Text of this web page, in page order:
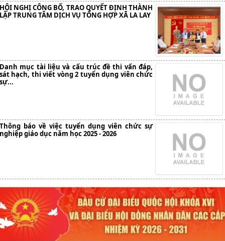
HỘI NGHỊ CÔNG BỐ, TRAO QUYẾT ĐỊNH THÀNH
LẬP TRUNG TÂM DỊCH VỤ TỔNG HỢP XÃ LA LAY
Danh mục tài liệu và cấu trúc đề thi vấn đáp,
sát hạch, thi viết vòng 2 tuyển dụng viên chức
sự...
Thông báo về việc tuyển dụng viên chức sự
nghiệp giáo dục năm học 2025 - 2026